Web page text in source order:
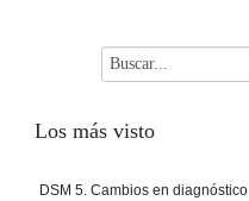
Los más visto
DSM 5. Cambios en diagnóstico